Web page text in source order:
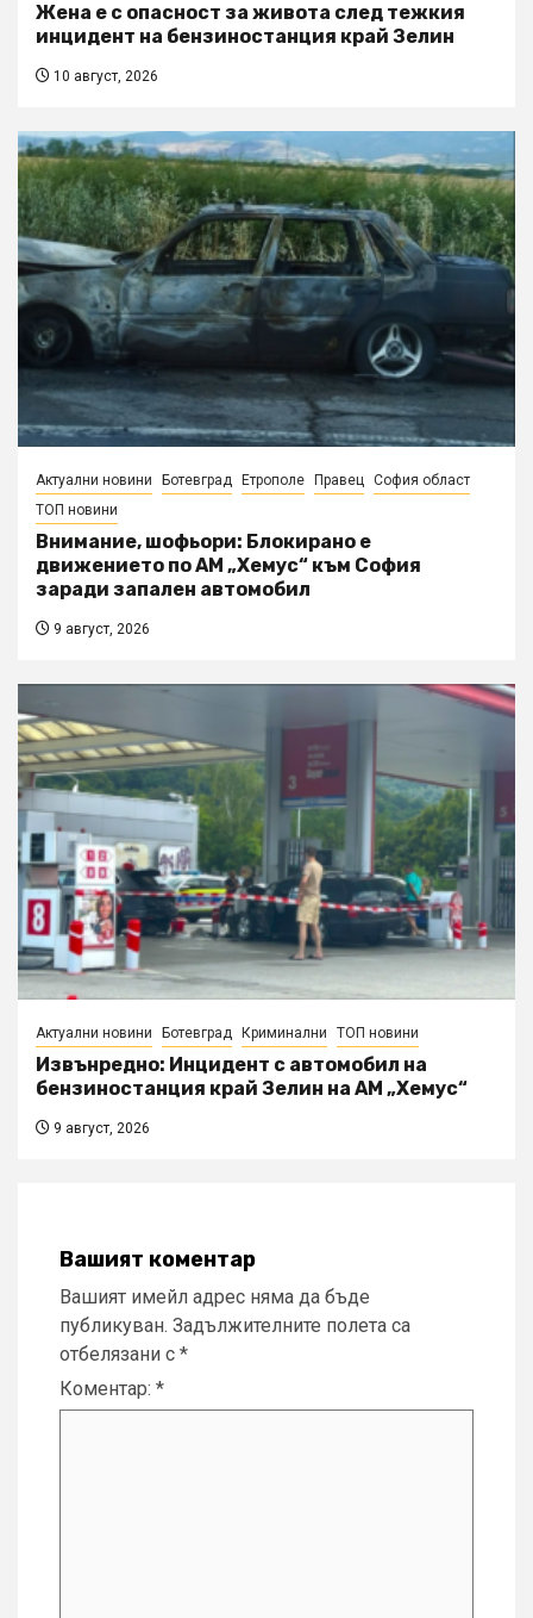
Жена е с опасност за живота след тежкия
инцидент на бензиностанция край Зелин
10 август, 2026
Актуални новини Ботевград Етрополе Правец София област
ТОП новини
Внимание, шофьори: Блокирано е
движението по АМ „Хемус“ към София
заради запален автомобил
9 август, 2026
Актуални новини Ботевград Криминални ТОП новини
Извънредно: Инцидент с автомобил на
бензиностанция край Зелин на АМ „Хемус“
9 август, 2026
Вашият коментар
Вашият имейл адрес няма да бъде
публикуван. Задължителните полета са
отбелязани с *
Коментар: *